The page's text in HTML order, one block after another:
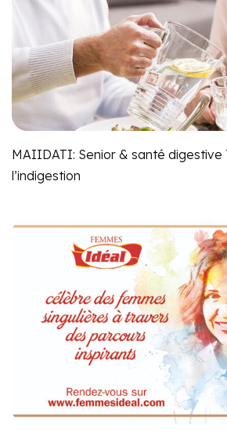
MAIIDATI: Senior & santé digestive
l’indigestion